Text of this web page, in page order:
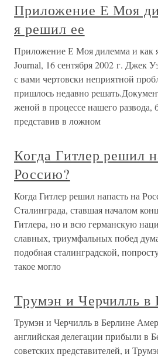
Приложение Е Моя
я решил ее
Приложение Е Моя дилемма и как
Journal, 16 сентября 2002 г. Джек
с вами чертовски неприятной
пришлось недавно
женой в процессе нашего развода,
представив в ложном
Когда Гитлер решил
Россию?
Когда Гитлер решил напасть на
Сталинграда, ставшая началом
Гитлера, но и всю германскую
славных, триумфальных побед
подобная сталинградской,
такое могло
Трумэн и Черчилль в
Трумэн и Черчилль в Берлине
английская делегации прибыли в
советских представителей, и